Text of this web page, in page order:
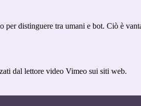
per distinguere tra umani e bot. Ciò è
dal lettore video Vimeo sui siti web.